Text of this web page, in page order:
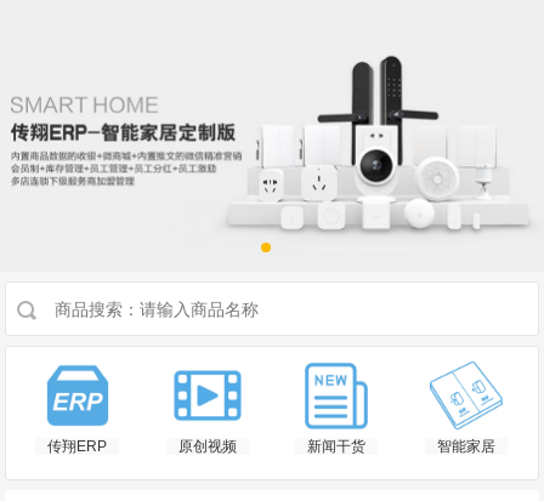
传翔ERP 原创视频 新闻干货 智能家居